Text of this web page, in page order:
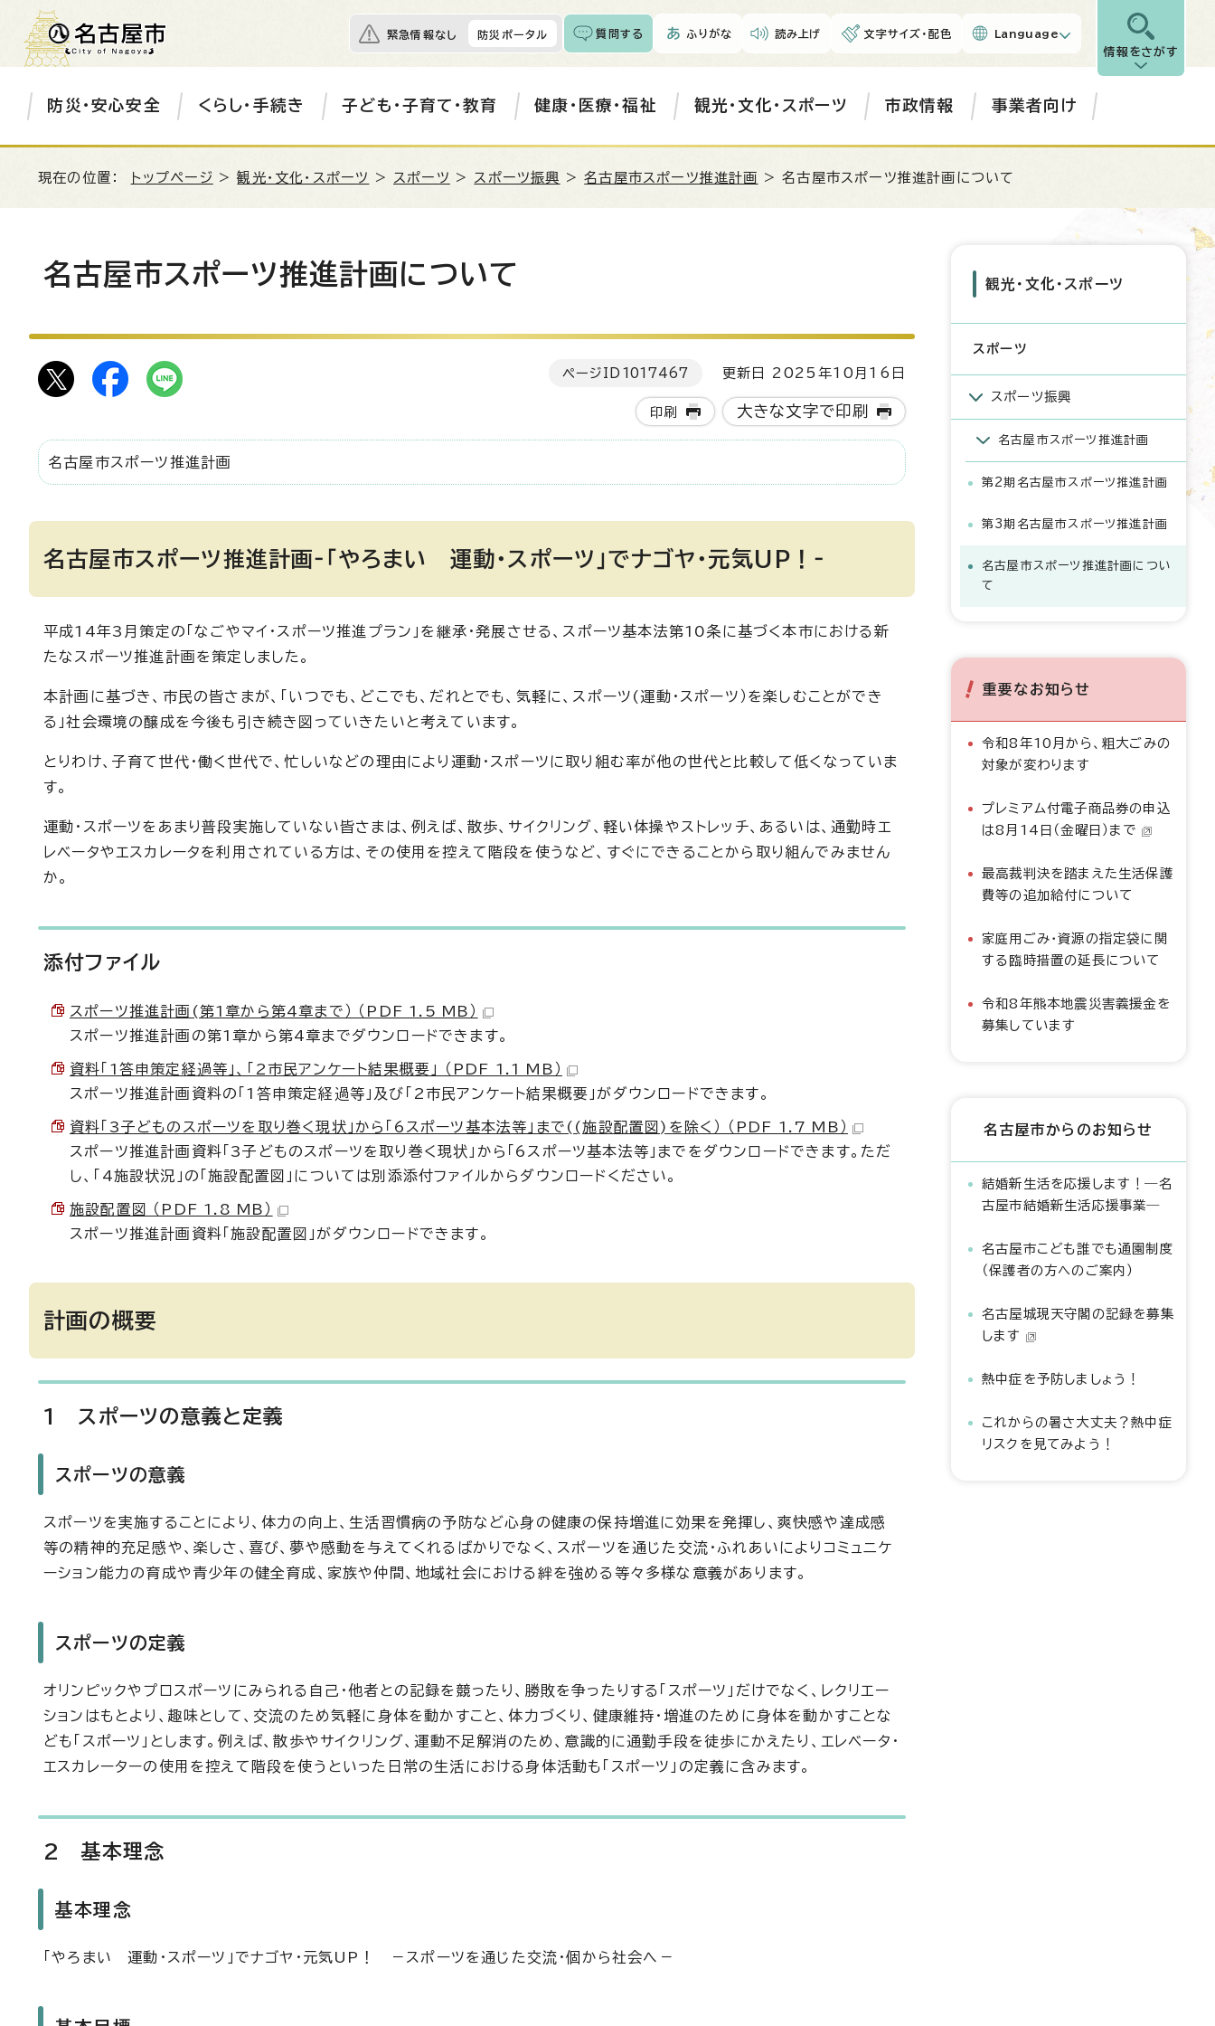
緊急情報なし 防災ポータル 質問する ふりがな 読み上げ 文字サイズ・配色 Language
情報をさがす
防災・安心安全 くらし・手続き 子ども・子育て・教育 健康・医療・福祉 観光・文化・スポーツ 市政情報 事業者向け
現在の位置： トップページ >観光・文化・スポーツ > スポーツ > スポーツ振興 >名古屋市スポーツ推進計画 > 名古屋市スポーツ推進計画について
名古屋市スポーツ推進計画について
ページID 1017467 更新日 2025年10月16日
印刷 大きな文字で印刷
名古屋市スポーツ推進計画
名古屋市スポーツ推進計画‐「やろまい 運動・スポーツ」でナゴヤ・元気UP！‐
平成14年3月策定の「なごやマイ・スポーツ推進プラン」を継承・発展させる、スポーツ基本法第10条に基づく本市における新
たなスポーツ推進計画を策定しました。
本計画に基づき、市民の皆さまが、「いつでも、どこでも、だれとでも、気軽に、スポーツ(運動・スポーツ）を楽しむことができ
る」社会環境の醸成を今後も引き続き図っていきたいと考えています。
とりわけ、子育て世代・働く世代で、忙しいなどの理由により運動・スポーツに取り組む率が他の世代と比較して低くなっていま
す。
運動・スポーツをあまり普段実施していない皆さまは、例えば、散歩、サイクリング、軽い体操やストレッチ、あるいは、通勤時エ
レベータやエスカレータを利用されている方は、その使用を控えて階段を使うなど、すぐにできることから取り組んでみません
か。
添付ファイル
スポーツ推進計画(第1章から第4章まで） （PDF 1.5 MB）
スポーツ推進計画の第1章から第4章までダウンロードできます。
資料「1答申策定経過等」、「2市民アンケート結果概要」 （PDF 1.1 MB）
スポーツ推進計画資料の「1答申策定経過等」及び「2市民アンケート結果概要」がダウンロードできます。
資料「3子どものスポーツを取り巻く現状」から「6スポーツ基本法等」まで((施設配置図)を除く） （PDF 1.7 MB）
スポーツ推進計画資料「3子どものスポーツを取り巻く現状」から「6スポーツ基本法等」までをダウンロードできます。ただ
し、「4施設状況」の「施設配置図」については別添添付ファイルからダウンロードください。
施設配置図 （PDF 1.8 MB）
スポーツ推進計画資料「施設配置図」がダウンロードできます。
計画の概要
1 スポーツの意義と定義
スポーツの意義
スポーツを実施することにより、体力の向上、生活習慣病の予防など心身の健康の保持増進に効果を発揮し、爽快感や達成感
等の精神的充足感や、楽しさ、喜び、夢や感動を与えてくれるばかりでなく、スポーツを通じた交流・ふれあいによりコミュニケ
ーション能力の育成や青少年の健全育成、家族や仲間、地域社会における絆を強める等々多様な意義があります。
スポーツの定義
オリンピックやプロスポーツにみられる自己・他者との記録を競ったり、勝敗を争ったりする「スポーツ」だけでなく、レクリエー
ションはもとより、趣味として、交流のため気軽に身体を動かすこと、体力づくり、健康維持・増進のために身体を動かすことな
ども「スポーツ」とします。例えば、散歩やサイクリング、運動不足解消のため、意識的に通勤手段を徒歩にかえたり、エレベータ・
エスカレーターの使用を控えて階段を使うといった日常の生活における身体活動も「スポーツ」の定義に含みます。
2 基本理念
基本理念
「やろまい 運動・スポーツ」でナゴヤ・元気UP！ －スポーツを通じた交流・個から社会へ－
観光・文化・スポーツ
スポーツ
スポーツ振興
名古屋市スポーツ推進計画
第2期名古屋市スポーツ推進計画
第3期名古屋市スポーツ推進計画
名古屋市スポーツ推進計画につい
て
重要なお知らせ
令和8年10月から、粗大ごみの
対象が変わります
プレミアム付電子商品券の申込
は8月14日（金曜日）まで
最高裁判決を踏まえた生活保護
費等の追加給付について
家庭用ごみ・資源の指定袋に関
する臨時措置の延長について
令和8年熊本地震災害義援金を
募集しています
名古屋市からのお知らせ
結婚新生活を応援します！―名
古屋市結婚新生活応援事業―
名古屋市こども誰でも通園制度
（保護者の方へのご案内）
名古屋城現天守閣の記録を募集
します
熱中症を予防しましょう！
これからの暑さ大丈夫？熱中症
リスクを見てみよう！